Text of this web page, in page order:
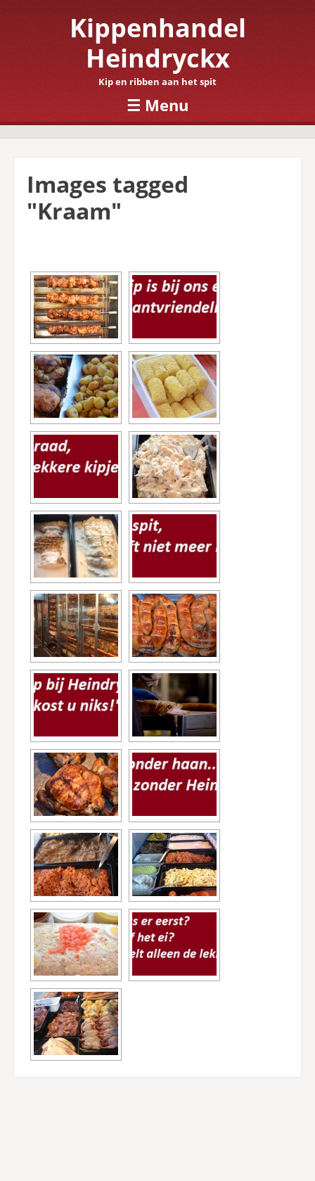
Kippenhandel
Heindryckx
Kip en ribben aan het spit
☰ Menu
Skip to content
Images tagged
"Kraam"